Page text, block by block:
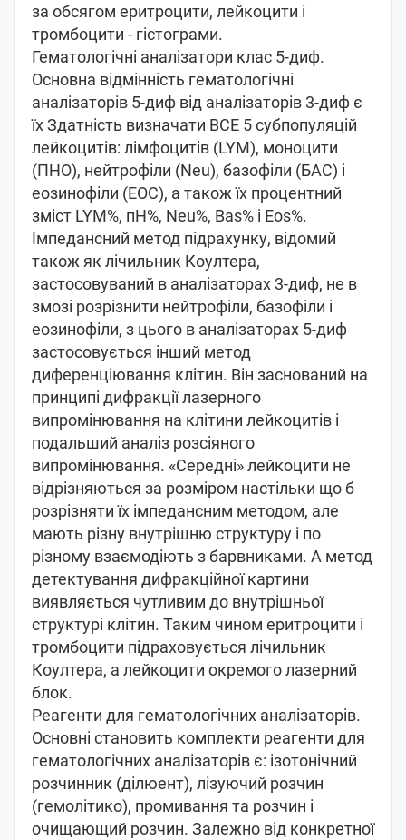
за обсягом еритроцити, лейкоцити і
тромбоцити - гістограми.
Гематологічні аналізатори клас 5-диф.
Основна відмінність гематологічні
аналізаторів 5-диф від аналізаторів 3-диф є
їх Здатність визначати ВСЕ 5 субпопуляцій
лейкоцитів: лімфоцитів (LYM), моноцити
(ПНО), нейтрофіли (Neu), базофіли (БАС) і
еозинофіли (ЕОС), а також їх процентний
зміст LYM%, пН%, Neu%, Bas% і Eos%.
Імпедансний метод підрахунку, відомий
також як лічильник Коултера,
застосовуваний в аналізаторах 3-диф, не в
змозі розрізнити нейтрофіли, базофіли і
еозинофіли, з цього в аналізаторах 5-диф
застосовується інший метод
диференціювання клітин. Він заснований на
принципі дифракції лазерного
випромінювання на клітини лейкоцитів і
подальший аналіз розсіяного
випромінювання. «Середні» лейкоцити не
відрізняються за розміром настільки що б
розрізняти їх імпедансним методом, але
мають різну внутрішню структуру і по
різному взаємодіють з барвниками. А метод
детектування дифракційної картини
виявляється чутливим до внутрішньої
структурі клітин. Таким чином еритроцити і
тромбоцити підраховується лічильник
Коултера, а лейкоцити окремого лазерний
блок.
Реагенти для гематологічних аналізаторів.
Основні становить комплекти реагенти для
гематологічних аналізаторів є: ізотонічний
розчинник (ділюент), лізуючий розчин
(гемолітико), промивання та розчин і
очищающий розчин. Залежно від конкретної